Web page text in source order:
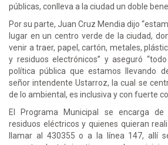
públicas, conlleva a la ciudad un doble
Por su parte, Juan Cruz Mendia dijo
lugar en un centro verde de la ciudad,
venir a traer, papel, cartón, metales,
y residuos electrónicos” y aseguró
política pública que estamos llevando
señor intendente Ustarroz, la cual se
de lo ambiental, es inclusiva y con fuerte
El Programa Municipal se encarga
residuos eléctricos y quienes quieran
llamar al 430355 o a la línea 147, allí